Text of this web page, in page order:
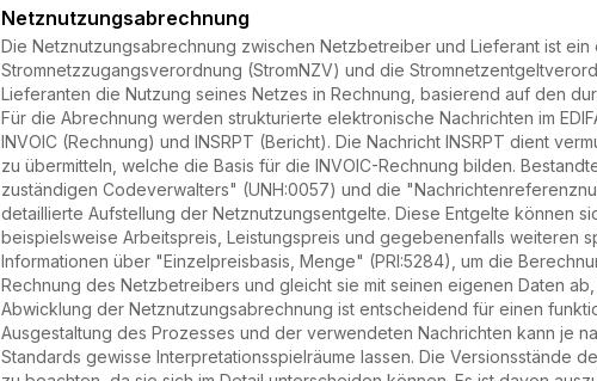
Netznutzungsabrechnung
Die Netznutzungsabrechnung zwischen Netzbetreiber und Lieferant ist
Stromnetzzugangsverordnung (StromNZV) und die
Lieferanten die Nutzung seines Netzes in Rechnung, basierend auf den
Für die Abrechnung werden strukturierte elektronische Nachrichten im
INVOIC (Rechnung) und INSRPT (Bericht). Die Nachricht INSRPT dient
zu übermitteln, welche die Basis für die INVOIC-Rechnung bilden.
zuständigen Codeverwalters" (UNH:0057) und die
detaillierte Aufstellung der Netznutzungsentgelte. Diese Entgelte können
beispielsweise Arbeitspreis, Leistungspreis und gegebenenfalls weiteren
Informationen über "Einzelpreisbasis, Menge" (PRI:5284), um die
Rechnung des Netzbetreibers und gleicht sie mit seinen eigenen Daten
Abwicklung der Netznutzungsabrechnung ist entscheidend für einen
Ausgestaltung des Prozesses und der verwendeten Nachrichten kann je
Standards gewisse Interpretationsspielräume lassen. Die Versionsstände